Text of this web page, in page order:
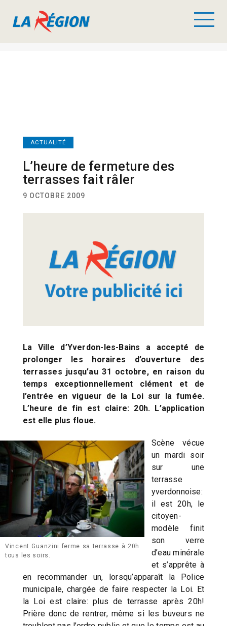
ACTUALITÉ
L’heure de fermeture des
terrasses fait râler
9 OCTOBRE 2009
La Ville d’Yverdon-les-Bains a accepté de
prolonger les horaires d’ouverture des
terrasses jusqu’au 31 octobre, en raison du
temps exceptionnellement clément et de
l’entrée en vigueur de la Loi sur la fumée.
L’heure de fin est claire: 20h. L’application
est elle plus floue.
Vincent Guanzini ferme sa terrasse à 20h
tous les soirs.
Scène vécue
un mardi soir
sur une
terrasse
yverdonnoise:
il est 20h, le
citoyen-
modèle finit
son verre
d’eau minérale
et s’apprête à
en recommander un, lorsqu’apparaît la Police
municipale, chargée de faire respecter la Loi. Et
la Loi est claire: plus de terrasse après 20h!
Prière donc de rentrer, même si les buveurs ne